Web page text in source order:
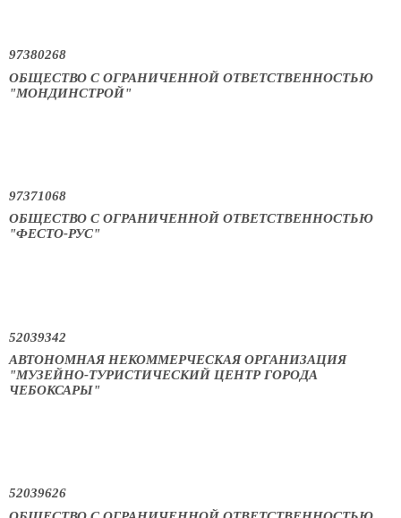
97380268
ОБЩЕСТВО С ОГРАНИЧЕННОЙ ОТВЕТСТВЕННОСТЬЮ
"МОНДИНСТРОЙ"
97371068
ОБЩЕСТВО С ОГРАНИЧЕННОЙ ОТВЕТСТВЕННОСТЬЮ
"ФЕСТО-РУС"
52039342
АВТОНОМНАЯ НЕКОММЕРЧЕСКАЯ ОРГАНИЗАЦИЯ
"МУЗЕЙНО-ТУРИСТИЧЕСКИЙ ЦЕНТР ГОРОДА
ЧЕБОКСАРЫ"
52039626